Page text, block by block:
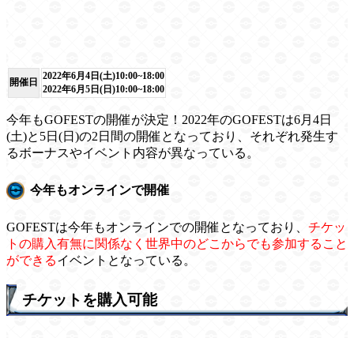
開催日
2022年6月4日(土)10:00~18:00
2022年6月5日(日)10:00~18:00
今年もGOFESTの開催が決定！2022年のGOFESTは6月4日
(土)と5日(日)の2日間の開催となっており、それぞれ発生す
るボーナスやイベント内容が異なっている。
今年もオンラインで開催
GOFESTは今年もオンラインでの開催となっており、 チケッ
トの購入有無に関係なく世界中のどこからでも参加すること
ができるイベントとなっている。
チケットを購入可能